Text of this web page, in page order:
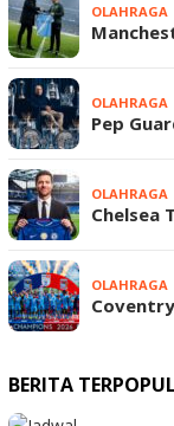
OLAHRAGA
OLAHRAGA
Pep
OLAHRAGA
Chelsea
OLAHRAGA
BERITA